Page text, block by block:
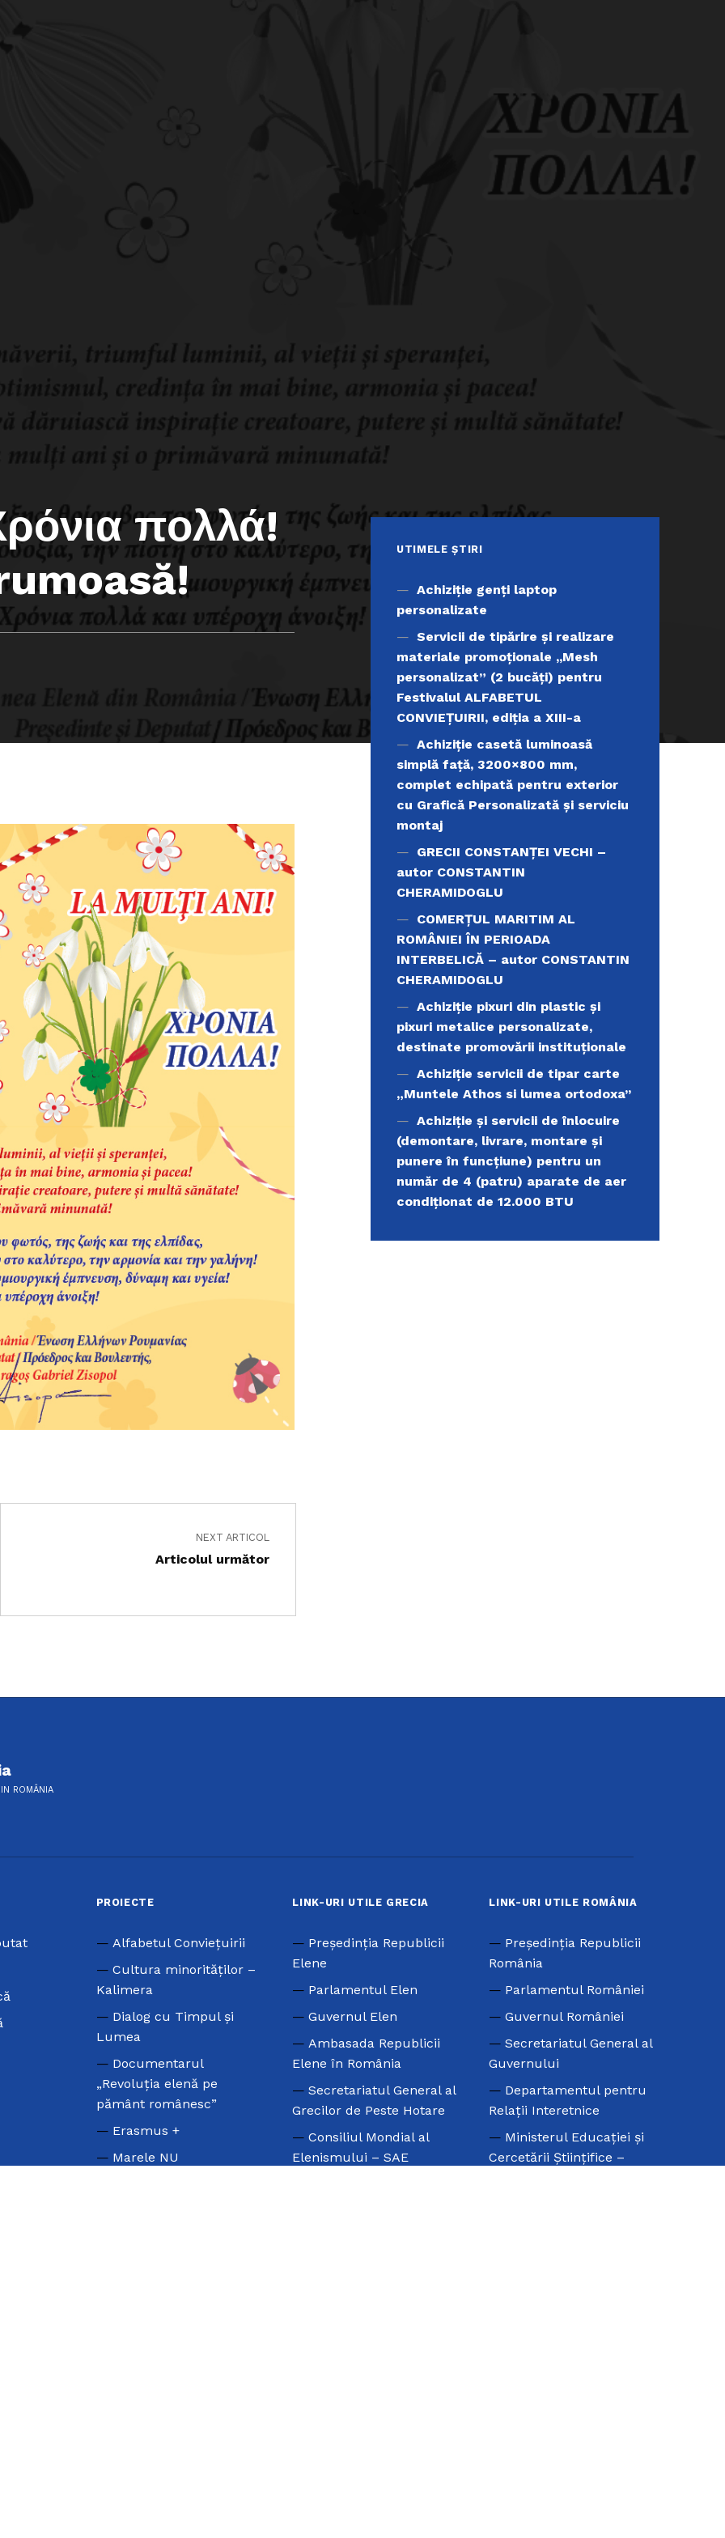
πολλά!
NEXT ARTICOL
Articolul următor
UTIMELE ȘTIRI
Achiziţie genți laptop
personalizate
Servicii de tipărire şi realizare
materiale promoţionale ,,Mesh
personalizat” (2 bucăți) pentru
Festivalul ALFABETUL
CONVIEŢUIRII, ediţia a XIII-a
Achiziție casetă luminoasă
simplă față, 3200×800 mm,
complet echipată pentru exterior
cu Grafică Personalizată și serviciu
montaj
GRECII CONSTANȚEI VECHI –
autor CONSTANTIN
CHERAMIDOGLU
COMERŢUL MARITIM AL
ROMÂNIEI ÎN PERIOADA
INTERBELICĂ – autor CONSTANTIN
CHERAMIDOGLU
Achiziţie pixuri din plastic și
pixuri metalice personalizate,
destinate promovării instituționale
Achiziție servicii de tipar carte
„Muntele Athos si lumea ortodoxa’’
Achiziție și servicii de înlocuire
(demontare, livrare, montare și
punere în funcțiune) pentru un
număr de 4 (patru) aparate de aer
condiționat de 12.000 BTU
ROMÂNIA
PROIECTE
Alfabetul Conviețuirii
Cultura minorităților –
Kalimera
Dialog cu Timpul și
Lumea
Documentarul
„Revoluția elenă pe
pământ românesc”
Erasmus +
Marele NU
LINK-URI UTILE GRECIA
Preşedinţia Republicii
Elene
Parlamentul Elen
Guvernul Elen
Ambasada Republicii
Elene în România
Secretariatul General al
Grecilor de Peste Hotare
Consiliul Mondial al
Elenismului – SAE
LINK-URI UTILE ROMÂNIA
Preşedinţia Republicii
România
Parlamentul României
Guvernul României
Secretariatul General al
Guvernului
Departamentul pentru
Relaţii Interetnice
Ministerul Educaţiei şi
Cercetării Ştiinţifice –